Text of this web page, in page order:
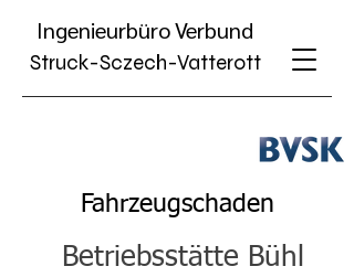
IngenieurbüroVerbund
Struck-Sczech-Vatterott
Fahrzeugschaden
Betriebsstätte Bühl